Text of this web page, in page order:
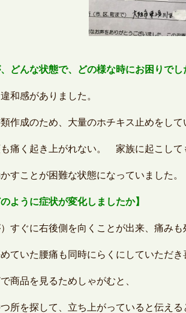
どんな状態で、どの様な時にお困りでし
和感がありました。
作成のため、大量のホチキス止めをして
痛く起き上がれない。 家族に起こして
すことが困難な状態になっていました。
ように症状が変化しましたか】
すぐに右後側を向くことが出来、痛みも
ていた腰痛も同時にらくにしていただき
商品を見るためしゃがむと、
所を探して、立ち上がっていると伝える